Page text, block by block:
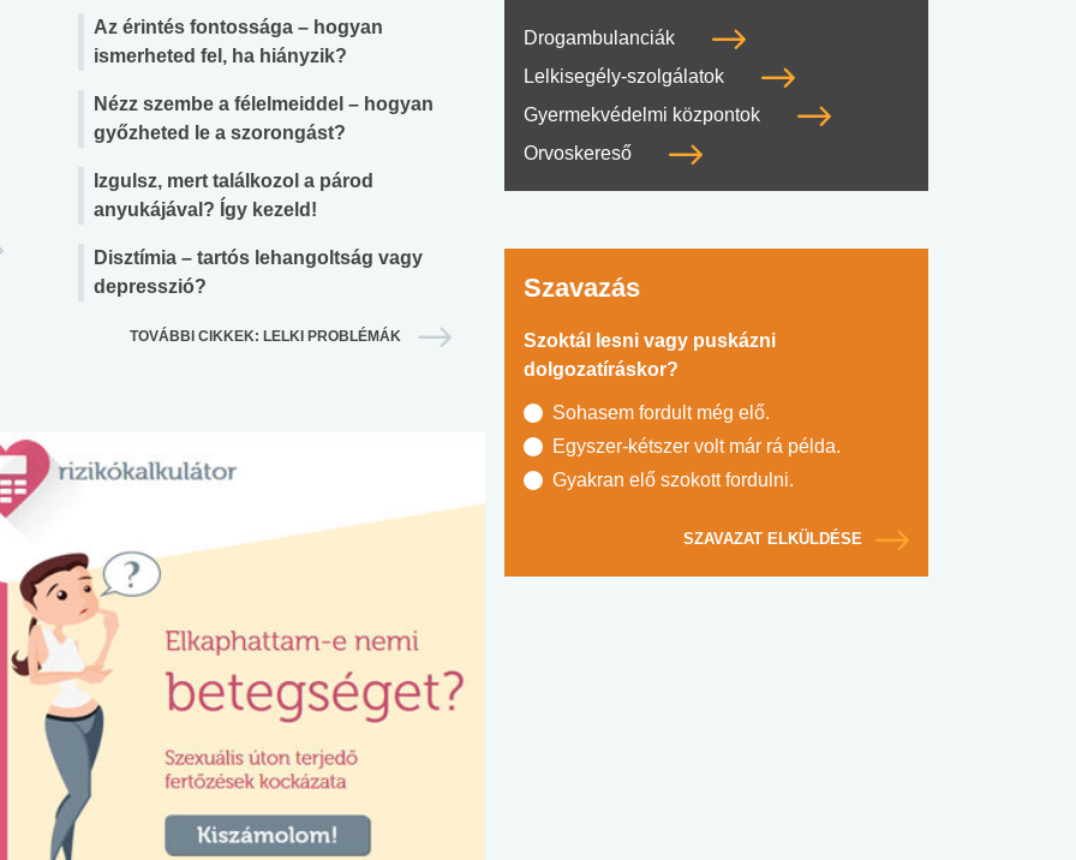
Az érintés fontossága – hogyan
ismerheted fel, ha hiányzik?
Nézz szembe a félelmeiddel – hogyan
győzheted le a szorongást?
Izgulsz, mert találkozol a párod
anyukájával? Így kezeld!
Disztímia – tartós lehangoltság vagy
depresszió?
TOVÁBBI CIKKEK: LELKI PROBLÉMÁK
Drogambulanciák
Lelkisegély-szolgálatok
Gyermekvédelmi központok
Orvoskereső
Szavazás
Szoktál lesni vagy puskázni
dolgozatíráskor?
Sohasem fordult még elő.
Egyszer-kétszer volt már rá példa.
Gyakran elő szokott fordulni.
SZAVAZAT ELKÜLDÉSE